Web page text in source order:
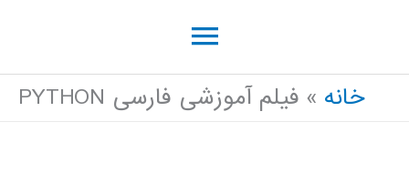
فهرست
اصلی
خانه فیلم آموزشی فارسی PYTHON